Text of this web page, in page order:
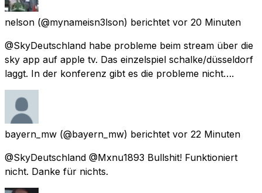
nelson (@mynameisn3lson) berichtet vor 20 Minuten
@SkyDeutschland habe probleme beim stream über die
sky app auf apple tv. Das einzelspiel schalke/düsseldorf
laggt. In der konferenz gibt es die probleme nicht….
bayern_mw (@bayern_mw) berichtet vor 22 Minuten
@SkyDeutschland @Mxnu1893 Bullshit! Funktioniert
nicht. Danke für nichts.